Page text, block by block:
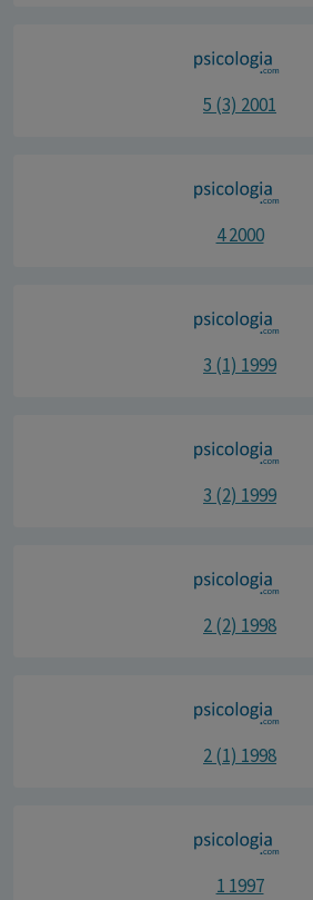
5 (3) 2001
4 2000
3 (1) 1999
3 (2) 1999
2 (2) 1998
2 (1) 1998
1 1997